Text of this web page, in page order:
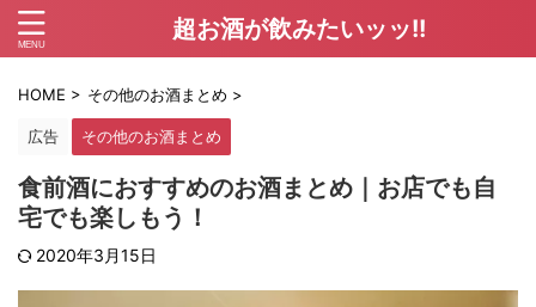
超お酒が飲みたいッッ!!
HOME > その他のお酒まとめ >
広告 その他のお酒まとめ
食前酒におすすめのお酒まとめ｜お店でも自
宅でも楽しもう！
2020年3月15日